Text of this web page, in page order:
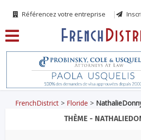
Référencez votre entreprise
FrenchDistrict > Floride >
THÈME -